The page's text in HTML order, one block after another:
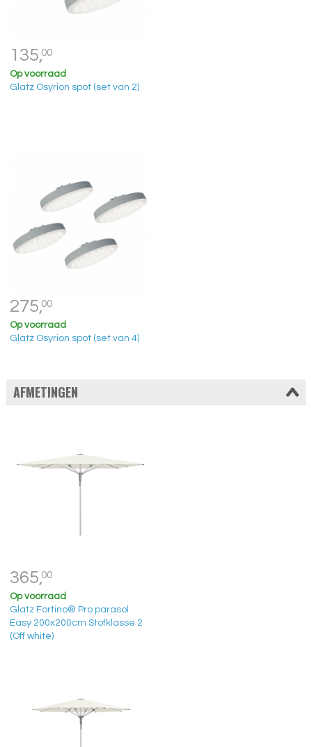
135,00
Op voorraad
Glatz Osyrion spot (set van 2)
275,00
Op voorraad
Glatz Osyrion spot (set van 4)
AFMETINGEN
365,00
Op voorraad
Glatz Fortino® Pro parasol
Easy 200x200cm Stofklasse 2
(Off white)